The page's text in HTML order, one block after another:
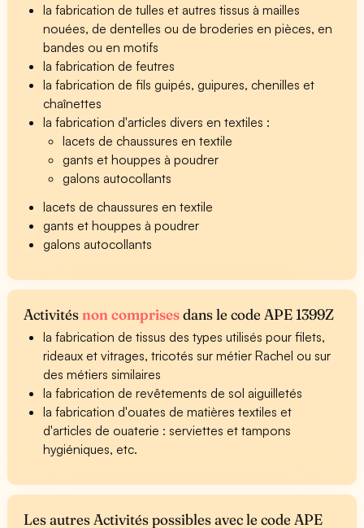
la fabrication de tulles et autres tissus à mailles
nouées, de dentelles ou de broderies en pièces, en
bandes ou en motifs
la fabrication de feutres
la fabrication de fils guipés, guipures, chenilles et
chaînettes
la fabrication d'articles divers en textiles :
lacets de chaussures en textile
gants et houppes à poudrer
galons autocollants
lacets de chaussures en textile
gants et houppes à poudrer
galons autocollants
Activitésnon comprisesdans le code APE 1399Z
la fabrication de tissus des types utilisés pour filets,
rideaux et vitrages, tricotés sur métier Rachel ou sur
des métiers similaires
la fabrication de revêtements de sol aiguilletés
la fabrication d'ouates de matières textiles et
d'articles de ouaterie : serviettes et tampons
hygiéniques, etc.
Les autres Activités possibles avec le code APE